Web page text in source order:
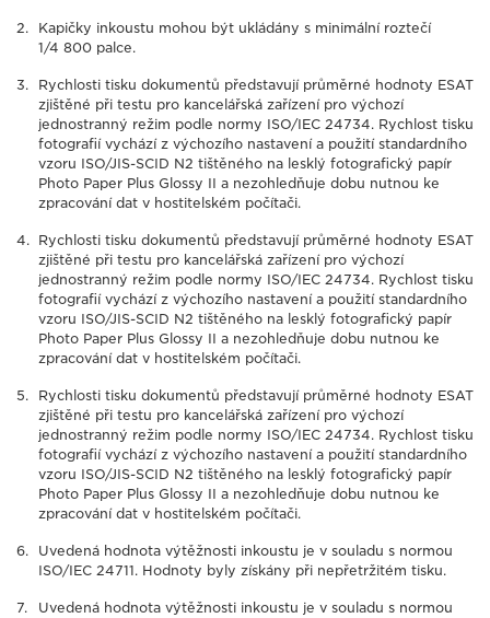
Kapičky inkoustu mohou být ukládány s minimální roztečí
1/4 800 palce.
Rychlosti tisku dokumentů představují průměrné hodnoty ESAT
zjištěné při testu pro kancelářská zařízení pro výchozí
jednostranný režim podle normy ISO/IEC 24734. Rychlost tisku
fotografií vychází z výchozího nastavení a použití standardního
vzoru ISO/JIS-SCID N2 tištěného na lesklý fotografický papír
Photo Paper Plus Glossy II a nezohledňuje dobu nutnou ke
zpracování dat v hostitelském počítači.
Rychlosti tisku dokumentů představují průměrné hodnoty ESAT
zjištěné při testu pro kancelářská zařízení pro výchozí
jednostranný režim podle normy ISO/IEC 24734. Rychlost tisku
fotografií vychází z výchozího nastavení a použití standardního
vzoru ISO/JIS-SCID N2 tištěného na lesklý fotografický papír
Photo Paper Plus Glossy II a nezohledňuje dobu nutnou ke
zpracování dat v hostitelském počítači.
Rychlosti tisku dokumentů představují průměrné hodnoty ESAT
zjištěné při testu pro kancelářská zařízení pro výchozí
jednostranný režim podle normy ISO/IEC 24734. Rychlost tisku
fotografií vychází z výchozího nastavení a použití standardního
vzoru ISO/JIS-SCID N2 tištěného na lesklý fotografický papír
Photo Paper Plus Glossy II a nezohledňuje dobu nutnou ke
zpracování dat v hostitelském počítači.
Uvedená hodnota výtěžnosti inkoustu je v souladu s normou
ISO/IEC 24711. Hodnoty byly získány při nepřetržitém tisku.
Uvedená hodnota výtěžnosti inkoustu je v souladu s normou